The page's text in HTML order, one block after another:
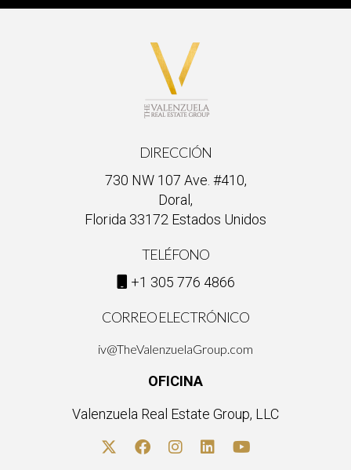
DIRECCIÓN
730 NW 107 Ave. #410,
Doral,
Florida 33172 Estados Unidos
TELÉFONO
+1 305 776 4866
CORREO ELECTRÓNICO
iv@TheValenzuelaGroup.com
OFICINA
Valenzuela Real Estate Group, LLC